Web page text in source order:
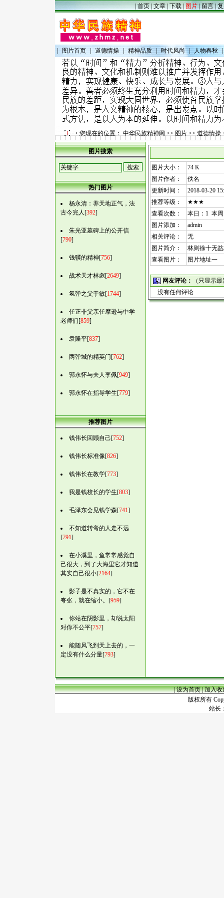
|首页|文章|下载| 图片|留言|
图片首页 道德情操 精神品质 时代风尚 人物春秋
您现在的位置：中华民族精神网>>图片>>道德情操
图片搜索
热门图片
杨永清：养天地正气，法
古今完人[392]
朱光亚墓碑上的公开信
[790]
钱骥的精神[756]
战术天才林彪[2649]
氢弹之父于敏[1744]
任正非父亲任摩逊与中学
老师们[859]
袁隆平[837]
两弹城的精英门[762]
郭永怀与夫人李佩[949]
郭永怀在指导学生[779]
推荐图片
钱伟长回顾自己[752]
钱伟长标准像[826]
钱伟长在教学[773]
我是钱校长的学生[803]
毛泽东会见钱学森[741]
不知道转弯的人走不远
[791]
在小溪里，鱼常常感觉自
己很大，到了大海里它才知道
其实自己很小[2164]
影子是不真实的，它不在
夸张，就在缩小。[959]
你站在阴影里，却说太阳
对你不公平[757]
能随风飞到天上去的，一
定没有什么分量[793]
图片大小：
74 K
图片作者：
佚名
更新时间：
2018-03-20
推荐等级：
★★★
查看次数：
本日：1 本
图片添加：
admin
相关评论：
无
图片简介：
林则徐十无
查看图片：
图片地址一
网友评论：
（只显示
没有任何评论
|设为首页|加入收
版权所有
站长